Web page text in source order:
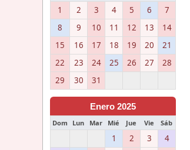
1 2 3 4 5 6
7
8
9 10 11 12 13
14
15
16 17 18 19 20
21
22
23 24 25 26 27
28
29
30 31
Enero 2025
Dom Lun Mar Mié Jue Vie Sáb
1 2 3 4